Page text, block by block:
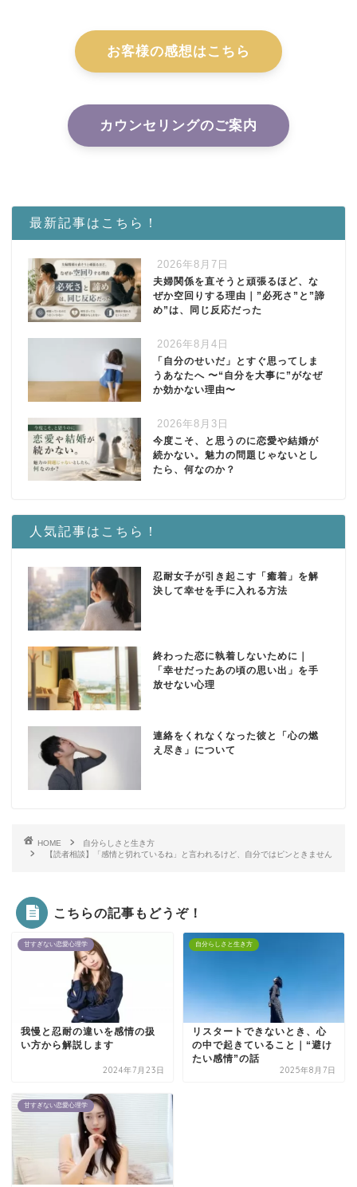
お客様の感想はこちら
カウンセリングのご案内
最新記事はこちら！
2026年8月7日
夫婦関係を直そうと頑張るほど、な
ぜか空回りする理由｜”必死さ”と”諦
め”は、同じ反応だった
2026年8月4日
「自分のせいだ」とすぐ思ってしま
うあなたへ 〜“自分を大事に”がなぜ
か効かない理由〜
2026年8月3日
今度こそ、と思うのに恋愛や結婚が
続かない。魅力の問題じゃないとし
たら、何なのか？
人気記事はこちら！
忍耐女子が引き起こす「癒着」を解
決して幸せを手に入れる方法
終わった恋に執着しないために｜
「幸せだったあの頃の思い出」を手
放せない心理
連絡をくれなくなった彼と「心の燃
え尽き」について
HOME
自分らしさと生き方
【読者相談】「感情と切れているね」と言われるけど、自分ではピンときません
こちらの記事もどうぞ！
甘すぎない恋愛心理学
我慢と忍耐の違いを感情の扱
い方から解説します
2024年7月23日
自分らしさと生き方
リスタートできないとき、心
の中で起きていること｜“避け
たい感情”の話
2025年8月7日
甘すぎない恋愛心理学